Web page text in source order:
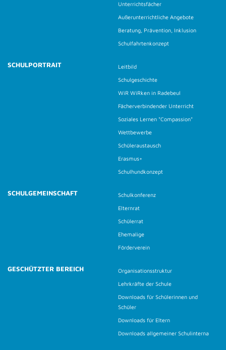
Unterrichtsfächer
Außerunterrichtliche Angebote
Beratung, Prävention, Inklusion
Schulfahrtenkonzept
SCHULPORTRAIT
Leitbild
Schulgeschichte
WiR WiRken in Radebeul
Fächerverbindender Unterricht
Soziales Lernen "Compassion"
Wettbewerbe
Schüleraustausch
Erasmus+
Schulhundkonzept
SCHULGEMEINSCHAFT
Schulkonferenz
Elternrat
Schülerrat
Ehemalige
Förderverein
GESCHÜTZTER BEREICH
Organisationsstruktur
Lehrkräfte der Schule
Downloads für Schülerinnen und
Schüler
Downloads für Eltern
Downloads allgemeiner Schulinterna